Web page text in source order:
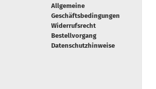
Allgemeine
Geschäftsbedingungen
Widerrufsrecht
Bestellvorgang
Datenschutzhinweise